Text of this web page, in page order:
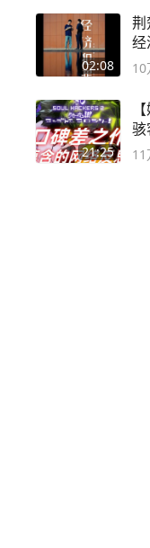
02:08
经
10
21:25
骇
11